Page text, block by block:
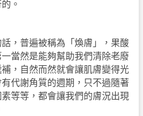
。
，普遍被稱為「煥膚」，果酸
當然是能夠幫助我們清除老廢
，自然而然就會讓肌膚變得光
代謝角質的週期，只不過隨著
等等，都會讓我們的膚況出現